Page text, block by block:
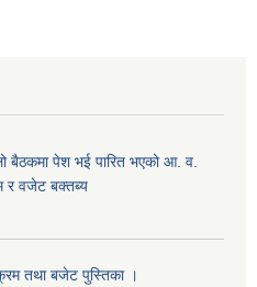
बैठकमा पेश भई पारित भएको आ. व.
र वजेट बक्तब्य
तथा बजेट पुस्तिका ।